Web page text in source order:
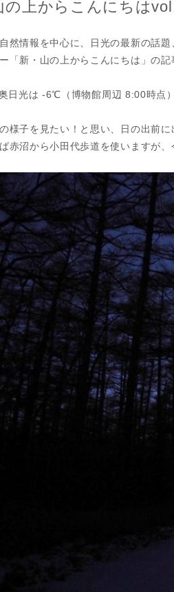
の上からこんにちは
然情報を中心に、日光の最新の話
「新・山の上からこんにちは」の
日光は -6℃（博物館周辺 8:00時点）
様子を見たい！と思い、日の出前
赤沼から小田代歩道を使いますが